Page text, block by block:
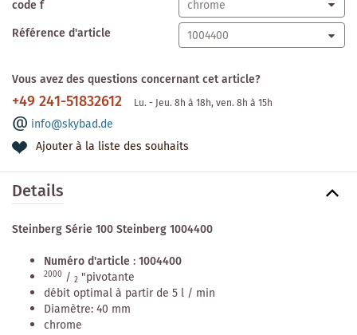
code f
Référence d'article
Vous avez des questions concernant cet article?
+49 241-51832612 Lu. - Jeu. 8h à 18h, ven. 8h à 15h
info@skybad.de
Ajouter à la liste des souhaits
Details
Steinberg Série 100 Steinberg 1004400
Numéro d'article:1004400
2000 / 2 "pivotante
débit optimal à partir de 5 l / min
Diamètre: 40 mm
chrome